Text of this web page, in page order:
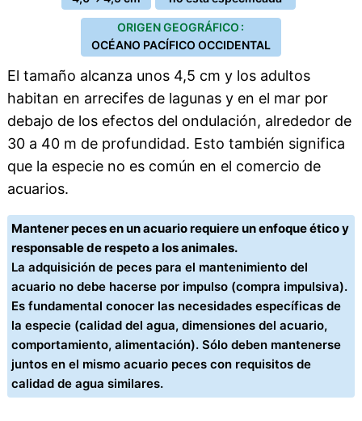
ORIGEN GEOGRÁFICO :
OCÉANO PACÍFICO OCCIDENTAL
El tamaño alcanza unos 4,5 cm y los adultos
habitan en arrecifes de lagunas y en el mar por
debajo de los efectos del ondulación, alrededor de
30 a 40 m de profundidad. Esto también significa
que la especie no es común en el comercio de
acuarios.
Mantener peces en un acuario requiere un enfoque ético y
responsable de respeto a los animales.
La adquisición de peces para el mantenimiento del
acuario no debe hacerse por impulso (compra impulsiva).
Es fundamental conocer las necesidades específicas de
la especie (calidad del agua, dimensiones del acuario,
comportamiento, alimentación). Sólo deben mantenerse
juntos en el mismo acuario peces con requisitos de
calidad de agua similares.